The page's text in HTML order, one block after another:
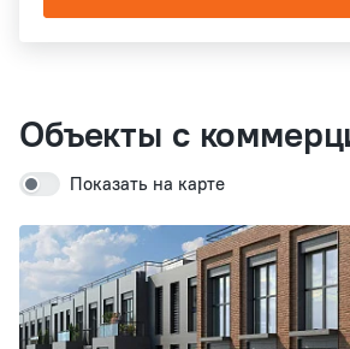
Объекты с
Показать на карте